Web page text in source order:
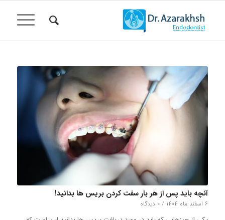
آنچه باید پس از هر بار سفت کردن بریس ها بدانید!
۶ اسفند ماه ۱۴۰۴ / ۰ دیدگاه